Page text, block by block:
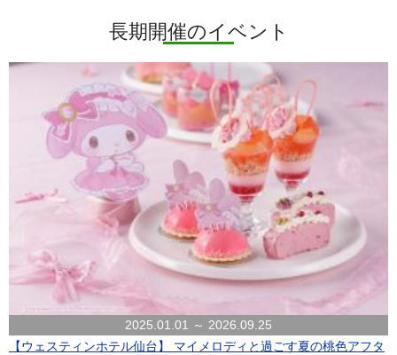
長期開催のイベント
2025.01.01 ～ 2026.09.25
【ウェスティンホテル仙台】 マイメロディと過ごす夏の桃色アフタ